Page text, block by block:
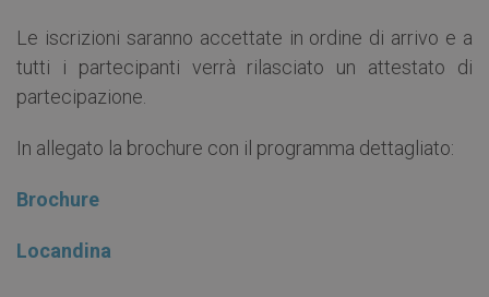
Le iscrizioni saranno accettate in ordine di arrivo e a
tutti i partecipanti verrà rilasciato un attestato di
partecipazione.
In allegato la brochure con il programma dettagliato:
Brochure
Locandina